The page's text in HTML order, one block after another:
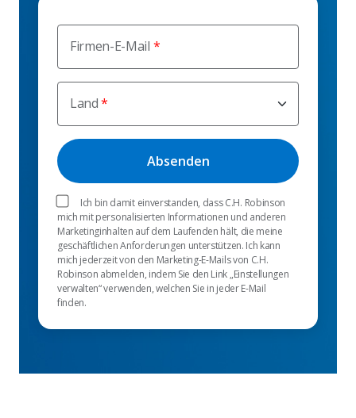
Firmen-E-Mail
Land
Ich bin damit einverstanden, dass C.H. Robinson
mich mit personalisierten Informationen und anderen
Marketinginhalten auf dem Laufenden hält, die meine
geschäftlichen Anforderungen unterstützen. Ich kann
mich jederzeit von den Marketing-E-Mails von C.H.
Robinson abmelden, indem Sie den Link „Einstellungen
verwalten“ verwenden, welchen Sie in jeder E-Mail
finden.